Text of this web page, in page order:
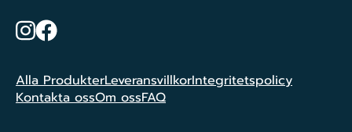
Instagram
Facebook
Alla ProdukterLeveransvillkorIntegritetspolicy
Kontakta ossOm ossFAQ